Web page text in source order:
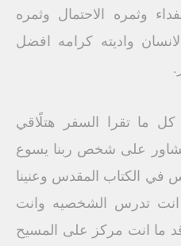
وثمره الاحتمال وثمره
واديته كرامه افضل
ما تقرا السفر هتلًاقي
على شخص ربنا يسوع
في الكتاب المقدس وعنينا
تدرس الشخصيه وانت
انت مركز على المسيح